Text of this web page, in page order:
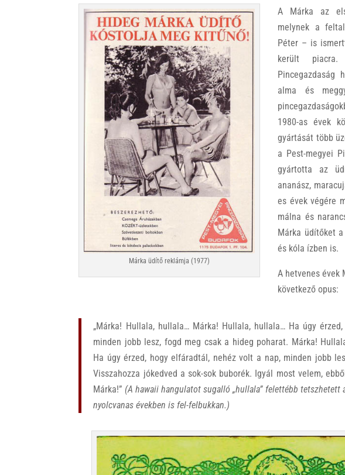
Márka üdítő reklámja (1977)
A Márka az
melynek a
Péter – is
került
Pincegazdaság
alma és
1980-as évek
gyártását több
a Pest-megyei
gyártotta az
ananász,
es évek végére
málna és
Márka üdítőket
és kóla ízben is.
A hetvenes évek
következő opus:
„Márka! Hullala, hullala… Márka! Hullala, hullala… Ha úgy
minden jobb lesz, fogd meg csak a hideg poharat. Márka!
Ha úgy érzed, hogy elfáradtál, nehéz volt a nap, minden jobb
Visszahozza jókedved a sok-sok buborék. Igyál most velem,
Márka!” (A hawaii hangulatot sugalló „hullala” felettébb tetszhetett
nyolcvanas években is fel-felbukkan.)